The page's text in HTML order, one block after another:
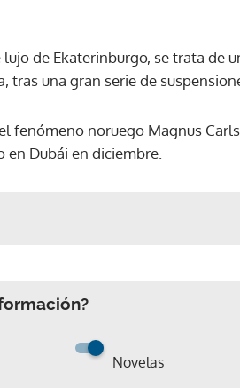
de Ekaterinburgo, se trata de
una gran serie de
fenómeno noruego Magnus
en Dubái en diciembre.
Novelas